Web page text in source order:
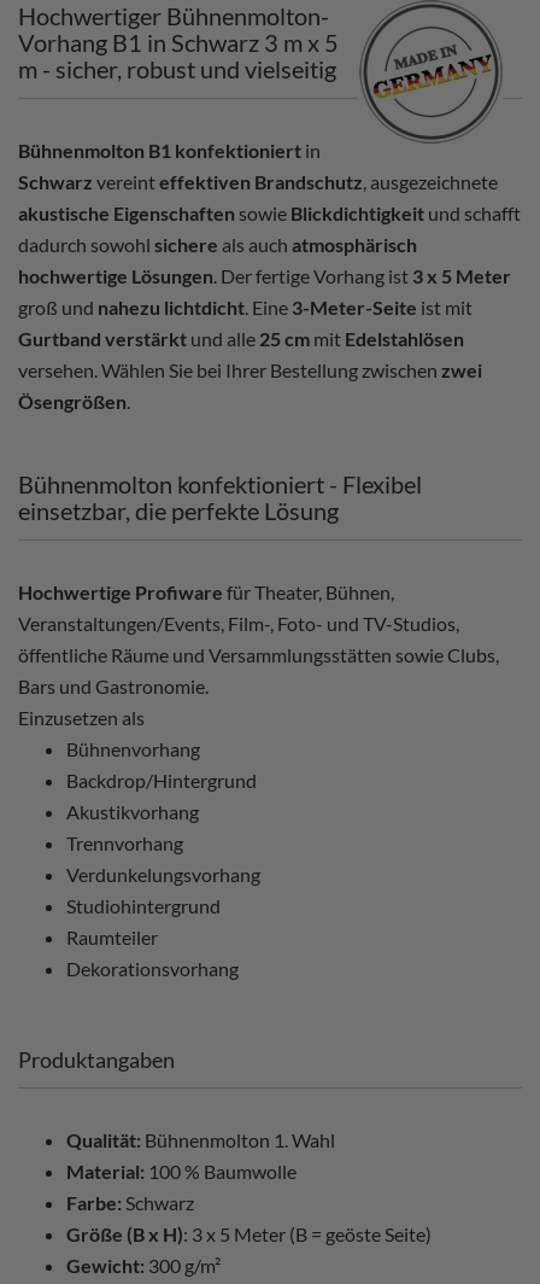
Hochwertiger Bühnenmolton-
Vorhang B1 in Schwarz 3 m x 5
m - sicher, robust und vielseitig
Bühnenmolton B1 konfektioniert in
Schwarz vereinteffektiven Brandschutz, ausgezeichnete
akustische Eigenschaften sowie Blickdichtigkeit und schafft
dadurch sowohl sichere als auch atmosphärisch
hochwertige Lösungen. Der fertige Vorhang ist 3 x 5 Meter
groß und nahezu lichtdicht. Eine 3-Meter-Seite ist mit
Gurtband verstärkt und alle 25 cm mit Edelstahlösen
versehen. Wählen Sie bei Ihrer Bestellung zwischen zwei
Ösengrößen.
Bühnenmolton konfektioniert - Flexibel
einsetzbar, die perfekte Lösung
Hochwertige Profiware für Theater, Bühnen,
Veranstaltungen/Events, Film-, Foto- und TV-Studios,
öffentliche Räume und Versammlungsstätten sowie Clubs,
Bars und Gastronomie.
Einzusetzen als
Bühnenvorhang
Backdrop/Hintergrund
Akustikvorhang
Trennvorhang
Verdunkelungsvorhang
Studiohintergrund
Raumteiler
Dekorationsvorhang
Produktangaben
Qualität: Bühnenmolton 1. Wahl
Material: 100 % Baumwolle
Farbe: Schwarz
Größe (B x H): 3 x 5 Meter (B = geöste Seite)
Gewicht: 300 g/m²